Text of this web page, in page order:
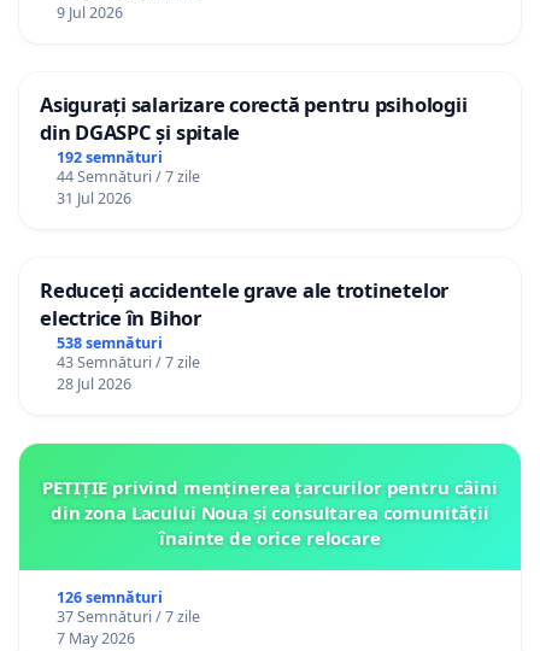
9 Jul 2026
Asigurați salarizare corectă pentru psihologii
din DGASPC și spitale
192 semnături
44 Semnături / 7 zile
31 Jul 2026
Reduceți accidentele grave ale trotinetelor
electrice în Bihor
538 semnături
43 Semnături / 7 zile
28 Jul 2026
PETIȚIE privind menținerea țarcurilor pentru câini
din zona Lacului Noua și consultarea comunității
înainte de orice relocare
126 semnături
37 Semnături / 7 zile
7 May 2026